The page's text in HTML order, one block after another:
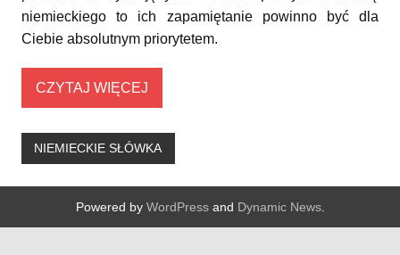
niemieckiego to ich zapamiętanie powinno być dla
Ciebie absolutnym priorytetem.
CZYTAJ WIĘCEJ
NIEMIECKIE SŁÓWKA
Powered by WordPressand Dynamic News.